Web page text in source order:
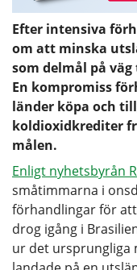
Efter intensiva
om att minska
som delmål på
En kompromiss
länder köpa och
koldioxidkrediter
målen.
Enligt nyhetsbyrån
småtimmarna i
förhandlingar för att
drog igång i
ur det ursprungliga